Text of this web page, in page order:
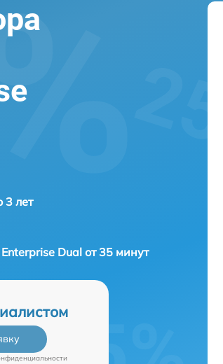
3 лет
Enterprise Dual от 35 минут